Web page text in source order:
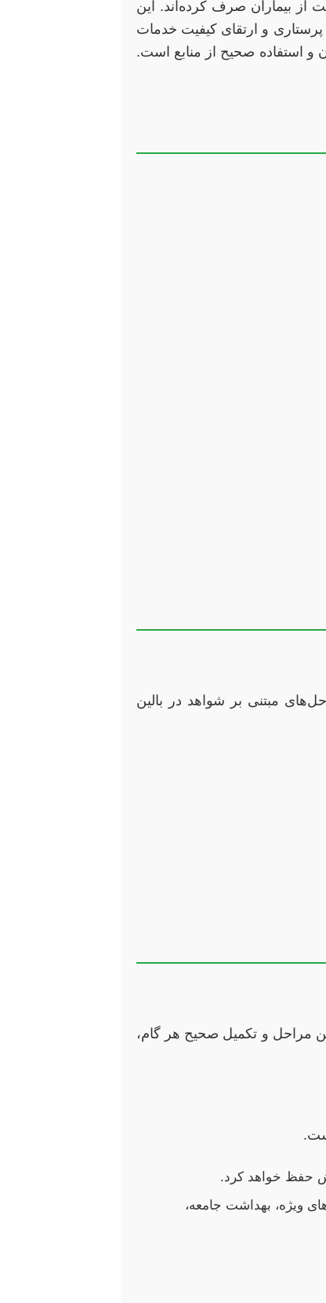
از بیماران صرف کرده‌اند. این
و ارتقای کیفیت خدمات
و استفاده صحیح از منابع است.
مبتنی بر شواهد در بالین
مراحل و تکمیل صحیح هر گام،
حفظ خواهد کرد.
ویژه، بهداشت جامعه،